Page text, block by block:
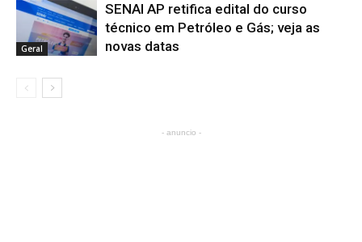
Geral
SENAI AP retifica edital do curso
técnico em Petróleo e Gás; veja as
novas datas
- anuncio -